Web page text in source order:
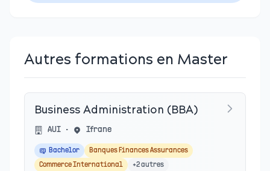
Autres formations en Master
Business Administration (BBA)
AUI • Ifrane
Bachelor
Banques Finances Assurances
Commerce International
+2autres